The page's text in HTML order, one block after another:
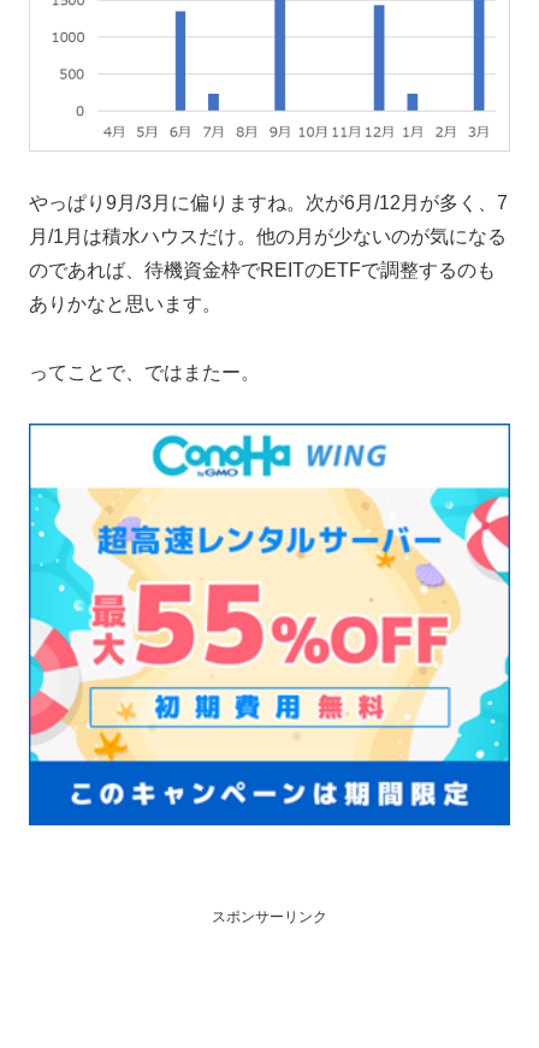
やっぱり9月/3月に偏りますね。次が6月/12月が多く、7
月/1月は積水ハウスだけ。他の月が少ないのが気になる
のであれば、待機資金枠でREITのETFで調整するのも
ありかなと思います。
ってことで、ではまたー。
スポンサーリンク